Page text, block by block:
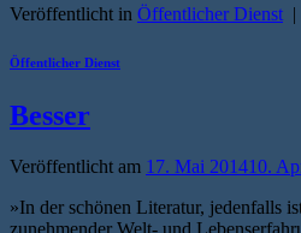
Veröffentlicht in Öffentlicher Dienst |
Öffentlicher Dienst
Besser
Veröffentlicht am 17. Mai 201410.
»In der schönen Literatur, jedenfalls
zunehmender Welt- und